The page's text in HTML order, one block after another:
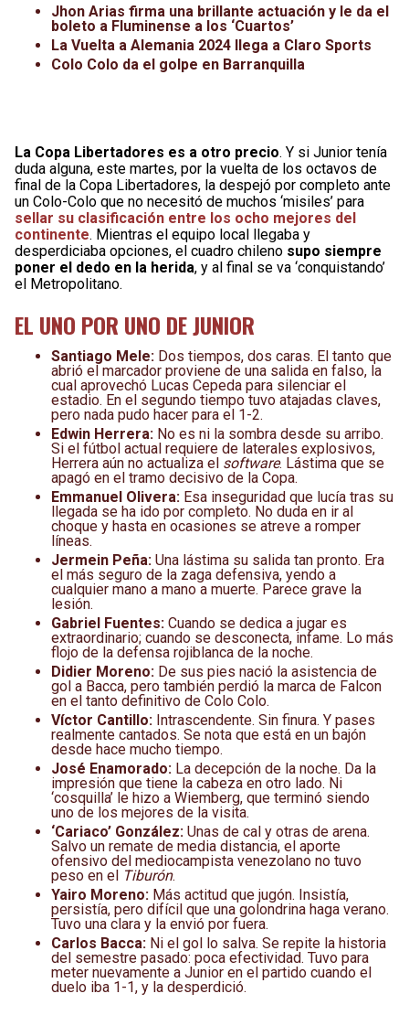
Jhon Arias firma una brillante actuación y le da el
boleto a Fluminense a los ‘Cuartos’
La Vuelta a Alemania 2024 llega a Claro Sports
Colo Colo da el golpe en Barranquilla
La Copa Libertadores es a otro precio. Y si Junior tenía
duda alguna, este martes, por la vuelta de los octavos de
final de la Copa Libertadores, la despejó por completo ante
un Colo-Colo que no necesitó de muchos ‘misiles’ para
sellar su clasificación entre los ocho mejores del
continente. Mientras el equipo local llegaba y
desperdiciaba opciones, el cuadro chileno supo siempre
poner el dedo en la herida, y al final se va ‘conquistando’
el Metropolitano.
EL UNO POR UNO DE JUNIOR
Santiago Mele: Dos tiempos, dos caras. El tanto que
abrió el marcador proviene de una salida en falso, la
cual aprovechó Lucas Cepeda para silenciar el
estadio. En el segundo tiempo tuvo atajadas claves,
pero nada pudo hacer para el 1-2.
Edwin Herrera: No es ni la sombra desde su arribo.
Si el fútbol actual requiere de laterales explosivos,
Herrera aún no actualiza el software. Lástima que se
apagó en el tramo decisivo de la Copa.
Emmanuel Olivera: Esa inseguridad que lucía tras su
llegada se ha ido por completo. No duda en ir al
choque y hasta en ocasiones se atreve a romper
líneas.
Jermein Peña: Una lástima su salida tan pronto. Era
el más seguro de la zaga defensiva, yendo a
cualquier mano a mano a muerte. Parece grave la
lesión.
Gabriel Fuentes: Cuando se dedica a jugar es
extraordinario; cuando se desconecta, infame. Lo más
flojo de la defensa rojiblanca de la noche.
Didier Moreno: De sus pies nació la asistencia de
gol a Bacca, pero también perdió la marca de Falcon
en el tanto definitivo de Colo Colo.
Víctor Cantillo: Intrascendente. Sin finura. Y pases
realmente cantados. Se nota que está en un bajón
desde hace mucho tiempo.
José Enamorado: La decepción de la noche. Da la
impresión que tiene la cabeza en otro lado. Ni
‘cosquilla’ le hizo a Wiemberg, que terminó siendo
uno de los mejores de la visita.
‘Cariaco’ González: Unas de cal y otras de arena.
Salvo un remate de media distancia, el aporte
ofensivo del mediocampista venezolano no tuvo
peso en el Tiburón.
Yairo Moreno: Más actitud que jugón. Insistía,
persistía, pero difícil que una golondrina haga verano.
Tuvo una clara y la envió por fuera.
Carlos Bacca: Ni el gol lo salva. Se repite la historia
del semestre pasado: poca efectividad. Tuvo para
meter nuevamente a Junior en el partido cuando el
duelo iba 1-1, y la desperdició.